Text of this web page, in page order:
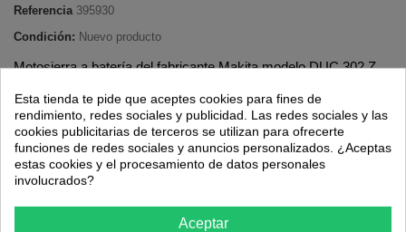
Referencia 395930
Condición: Nuevo producto
Motosierra a batería del fabricante Makita modelo DUC 302 Z
Advertencia: ¡Últimos artículos en inventario!
292,43 €
Esta tienda te pide que aceptes cookies para fines de
rendimiento, redes sociales y publicidad. Las redes sociales y las
cookies publicitarias de terceros se utilizan para ofrecerte
funciones de redes sociales y anuncios personalizados. ¿Aceptas
estas cookies y el procesamiento de datos personales
involucrados?
Aceptar